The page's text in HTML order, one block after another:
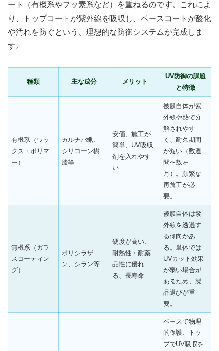
ート（有機系やフッ素系など）を重ねるのです。これによ
り、トップコートが紫外線を吸収し、ベースコートが酸化
や汚れを防ぐという、理想的な防御システムが完成しま
す。
種類 主な成分 メリット
UV防御の課題
と特徴
有機系（ワッ
クス・ポリマ
ー）
カルナバ蝋、
シリコーン樹
脂等
安価、施工が
簡単、UV吸収
剤を入れやす
い
被膜自体が紫
外線や熱で分
解されやす
く、耐久期間
が短い（数週
間〜数ヶ
月）。頻繁な
再施工が必
要。
無機系（ガラ
スコーティン
グ）
ポリシラザ
ン、シラン等
硬度が高い、
耐熱性・耐薬
品性に優れ
る、長寿命
被膜自体は紫
外線を透過す
る傾向があ
る。単体では
UVカット効果
が弱い場合が
あるため、製
品選びが重
要。
ベースで物理
的保護、トッ
プでUV吸収を